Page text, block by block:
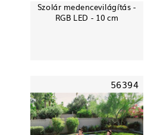
Szolár medencevilágítás -
RGB LED - 10 cm
56394